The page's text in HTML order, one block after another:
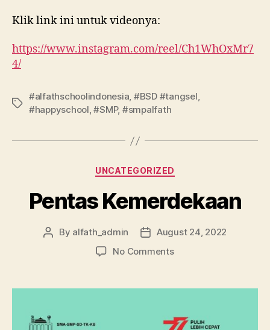
Klik link ini untuk videonya:
https://www.instagram.com/reel/Ch1WhOxMr7
4/
#alfathschoolindonesia, #BSD #tangsel,
#happyschool,#SMP, #smpalfath
UNCATEGORIZED
Pentas Kemerdekaan
By alfath_admin
August 24, 2022
No Comments